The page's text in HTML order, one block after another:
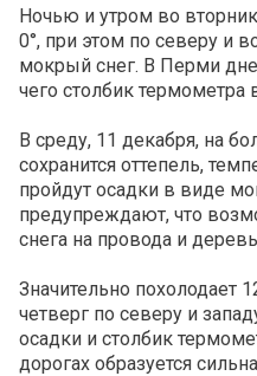
Ночью и утром во
0°, при этом по северу и
мокрый снег. В Перми
чего столбик
В среду, 11 декабря, на
сохранится оттепель,
пройдут осадки в виде
предупреждают, что
снега на провода и
Значительно похолодает
четверг по северу и
осадки и столбик
дорогах образуется